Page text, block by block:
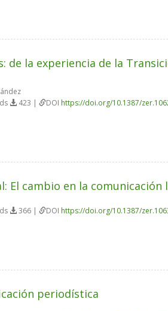
de la experiencia de la
423 | DOI https://doi.org/10.1387/
El cambio en la comunicación
366 | DOI https://doi.org/10.1387/
periodística